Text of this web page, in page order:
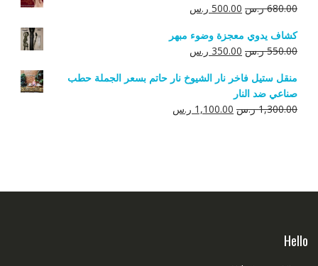
680.00 ر.س السعر
هو:
680.00 ر.س.
500.00 ر.سالسعر
هو:
500.00 ر.س.
كشاف يدوي معجزة وضوء مبهر
550.00 ر.س السعر
هو:
550.00 ر.س.
350.00 ر.سالسعر
هو:
منقل ستيل فاخر نار الشيوخ نار حاتم بسعر الجملة حطب
صناعي ضد النار
1,300.00 ر.س السعر
1,100.00 ر.سالسعر
Hello